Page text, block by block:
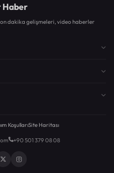
Haber
dakika gelişmeleri, video haberler
KoşullarıSite Haritası
+90 501 379 08 08